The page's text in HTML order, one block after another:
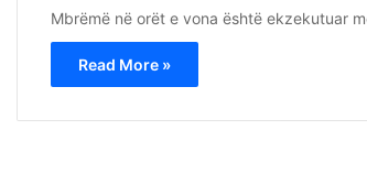
Mbrëmë në orët e vona është ekzekutuar
Read More »